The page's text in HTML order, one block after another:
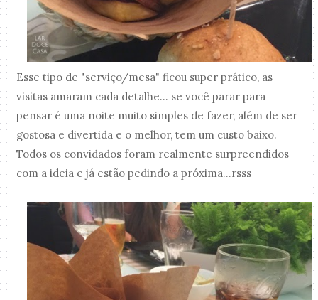
Esse tipo de "serviço/mesa" ficou super prático, as
visitas amaram cada detalhe... se você parar para
pensar é uma noite muito simples de fazer, além de ser
gostosa e divertida e o melhor, tem um custo baixo.
Todos os convidados foram realmente surpreendidos
com a ideia e já estão pedindo a próxima...rsss